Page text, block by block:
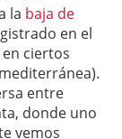
la baja de
en el
ciertos
entre
donde uno
vemos